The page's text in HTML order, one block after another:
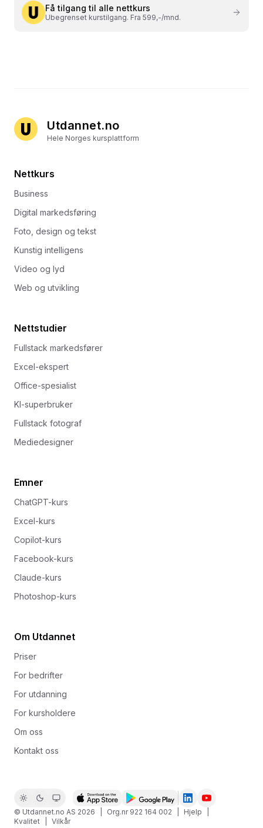
Få tilgang til alle nettkurs
Ubegrenset kurstilgang. Fra 599,-/mnd.
Utdannet.no
Hele Norges kursplattform
Nettkurs
Business
Digital markedsføring
Foto, design og tekst
Kunstig intelligens
Video og lyd
Web og utvikling
Nettstudier
Fullstack markedsfører
Excel-ekspert
Office-spesialist
KI-superbruker
Fullstack fotograf
Mediedesigner
Emner
ChatGPT-kurs
Excel-kurs
Copilot-kurs
Facebook-kurs
Claude-kurs
Photoshop-kurs
Om Utdannet
Priser
For bedrifter
For utdanning
For kursholdere
Om oss
Kontakt oss
© Utdannet.no AS 2026 Org.nr 922 164 002 Hjelp
Kvalitet
Vilkår